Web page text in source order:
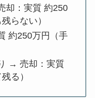
却：実質 約250
らない）
約250万円（手
→ 売却：実質
る）